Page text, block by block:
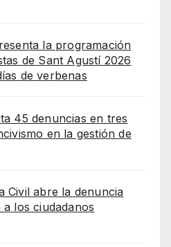
la programación
de Sant Agustí 2026
de verbenas
45 denuncias en tres
en la gestión de
Civil abre la denuncia
a los ciudadanos